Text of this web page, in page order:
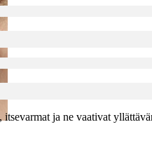
ja ne vaativat